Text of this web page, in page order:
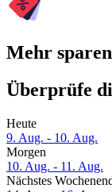
Mehr
Überprüfe
Heute
9. Aug. - 10. Aug.
Morgen
10. Aug. - 11. Aug.
Nächstes